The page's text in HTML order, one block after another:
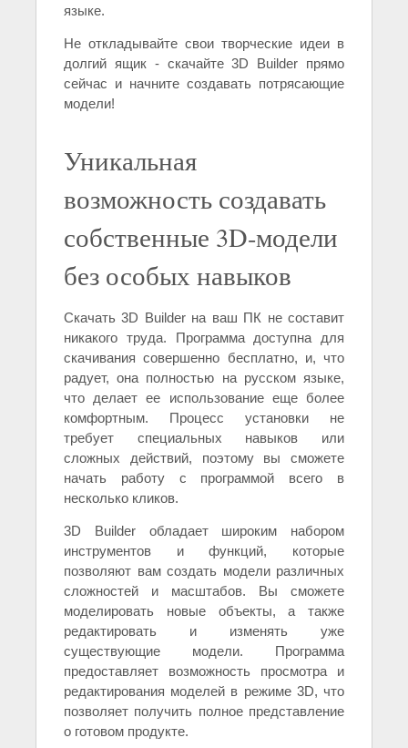
языке.
Не откладывайте свои творческие идеи в
долгий ящик - скачайте 3D Builder прямо
сейчас и начните создавать потрясающие
модели!
Уникальная
возможность создавать
собственные 3D-модели
без особых навыков
Скачать 3D Builder на ваш ПК не составит
никакого труда. Программа доступна для
скачивания совершенно бесплатно, и, что
радует, она полностью на русском языке,
что делает ее использование еще более
комфортным. Процесс установки не
требует специальных навыков или
сложных действий, поэтому вы сможете
начать работу с программой всего в
несколько кликов.
3D Builder обладает широким набором
инструментов и функций, которые
позволяют вам создать модели различных
сложностей и масштабов. Вы сможете
моделировать новые объекты, а также
редактировать и изменять уже
существующие модели. Программа
предоставляет возможность просмотра и
редактирования моделей в режиме 3D, что
позволяет получить полное представление
о готовом продукте.